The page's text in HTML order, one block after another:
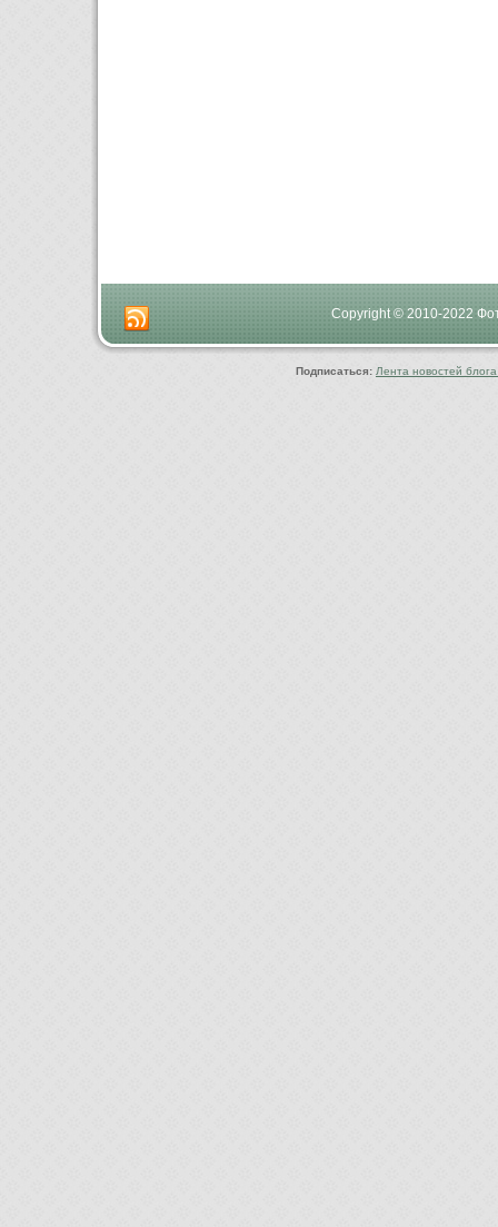
Copyright © 2010-2022
Подписаться: Лента новостей